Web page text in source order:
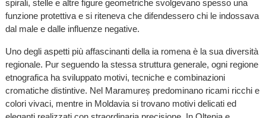
spirali, stelle e altre figure geometriche svolgevano spesso una
funzione protettiva e si riteneva che difendessero chi le indossava
dal male e dalle influenze negative.
Uno degli aspetti più affascinanti della ia romena è la sua diversità
regionale. Pur seguendo la stessa struttura generale, ogni regione
etnografica ha sviluppato motivi, tecniche e combinazioni
cromatiche distintive. Nel Maramureș predominano ricami ricchi e
colori vivaci, mentre in Moldavia si trovano motivi delicati ed